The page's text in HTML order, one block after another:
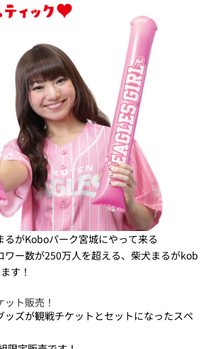
がKoboパーク宮城にやって来る
ワー数が250万人を超える、柴犬まるがkob
す！
ト販売！
ズが観戦チケットとセットになったスペ